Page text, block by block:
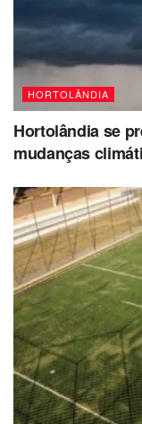
HORTOLÂNDIA
Hortolândia se
mudanças